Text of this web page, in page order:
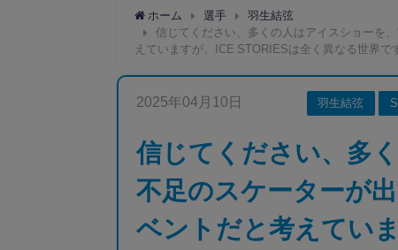
ホーム 選手
羽生結弦
信じてください、多くの人はアイスショーを
えていますが、ICE STORIESは全く異なる世界で
2025年04月10日 羽生結弦
信じてください、多
不足のスケーターが
ベントだと考えてい